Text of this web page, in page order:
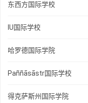
东西方国际学校
IU国际学校
哈罗德国际学院
Paññāsāstr国际学校
得克萨斯州国际学院